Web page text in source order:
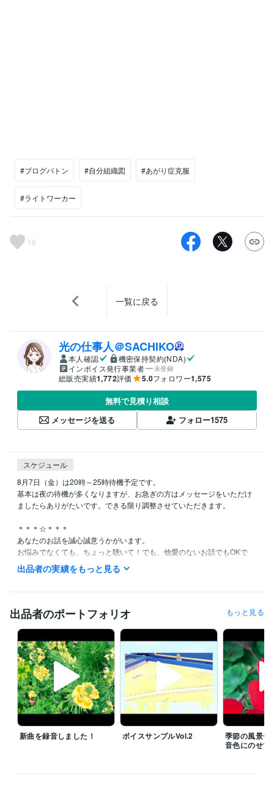
#ブログバトン #自分組織図 #あがり症克服
#ライトワーカー
16
一覧に戻る
光の仕事人＠SACHIKO
本人確認
機密保持契約(NDA)
インボイス発行事業者
未登録
総販売実績1,772評価 5.0フォロワー1,575
無料で見積り相談
メッセージを送る
フォロー1575
スケジュール
8月7日（金）は20時～25時待機予定です。
基本は夜の待機が多くなりますが、お急ぎの方はメッセージをいただけ
ましたらありがたいです。できる限り調整させていただきます。
＊＊＊☆＊＊＊
あなたのお話を誠心誠意うかがいます。
お悩みでなくても、ちょっと聴いて！でも、他愛のないお話でもOKで
す。また一人で寂しい人も、良かったらお話しませんか。
あなたとのご縁を心よりお待ちしております☆
す。また退席中の場合もメッセージにご希望日時の候補を３つほどあげ
ていただきましたら、極力早めに返信をさせていただきます。
お電話をご利用の方は、お話をちゃんと聴かせていただくためにも、通
信が良好な環境にてお電話をいただけましたらありがたいです。
通常サービスはいつでも受け付けております。
クリエイター / 音楽家・作曲家・作詞家 経験年数 : 42年
出品者の実績をもっと見る
出品者のポートフォリオ もっと見る
新曲を録音しました！ ボイスサンプルVol.2
季節の風景〜
音色にのせて